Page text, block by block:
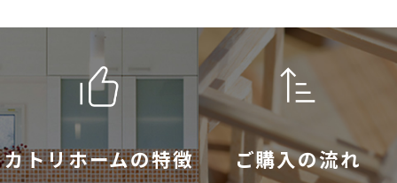
カトリホームの特徴 ご購入の流れ